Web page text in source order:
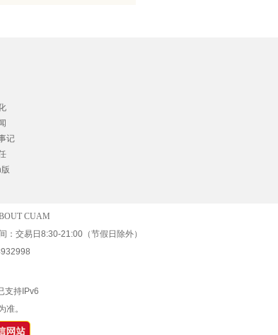
记
CUAM
交易日8:30-21:00（节假日除外）
支持IPv6
。